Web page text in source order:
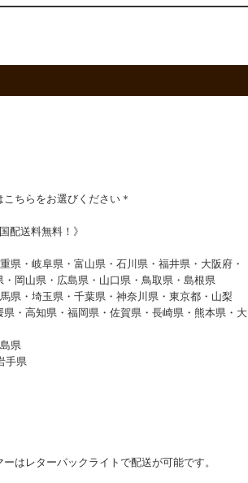
ちらをお選びください＊
配送料無料！》
・岐阜県・富山県・石川県・福井県・大阪府・
岡山県・広島県・山口県・鳥取県・島根県
・埼玉県・千葉県・神奈川県・東京都・山梨
・高知県・福岡県・佐賀県・長崎県・熊本県・大
県
手県
はレターパックライトで配送が可能です。